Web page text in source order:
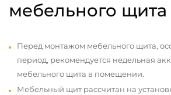
мебельного щита
Перед монтажом мебельного щита,
период, рекомендуется недельная
мебельного щита в помещении.
Мебельный щит рассчитан на